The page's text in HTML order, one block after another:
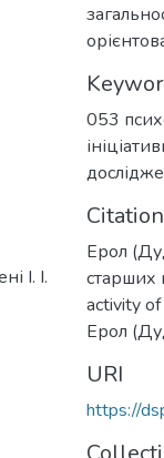
І. І.
053
Citation
Ерол
старших
activity of
Ерол
URI
https://